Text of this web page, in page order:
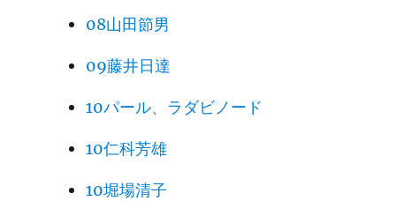
08山田節男
09藤井日達
10パール、ラダビノード
10仁科芳雄
10堀場清子